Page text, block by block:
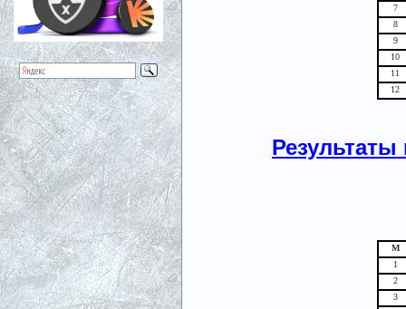
7
8
9
10
11
12
Результаты
М
1
2
3